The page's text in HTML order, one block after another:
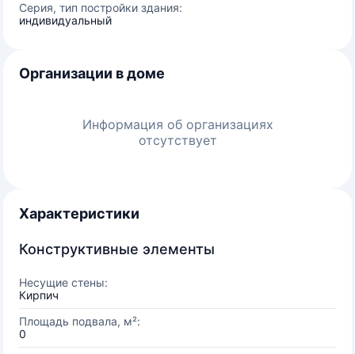
Серия, тип постройки здания:
индивидуальный
Организации в доме
Информация об организациях
отсутствует
Характеристики
Конструктивные элементы
Несущие стены:
Кирпич
Площадь подвала, м²:
0